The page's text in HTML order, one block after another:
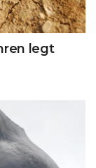
legt